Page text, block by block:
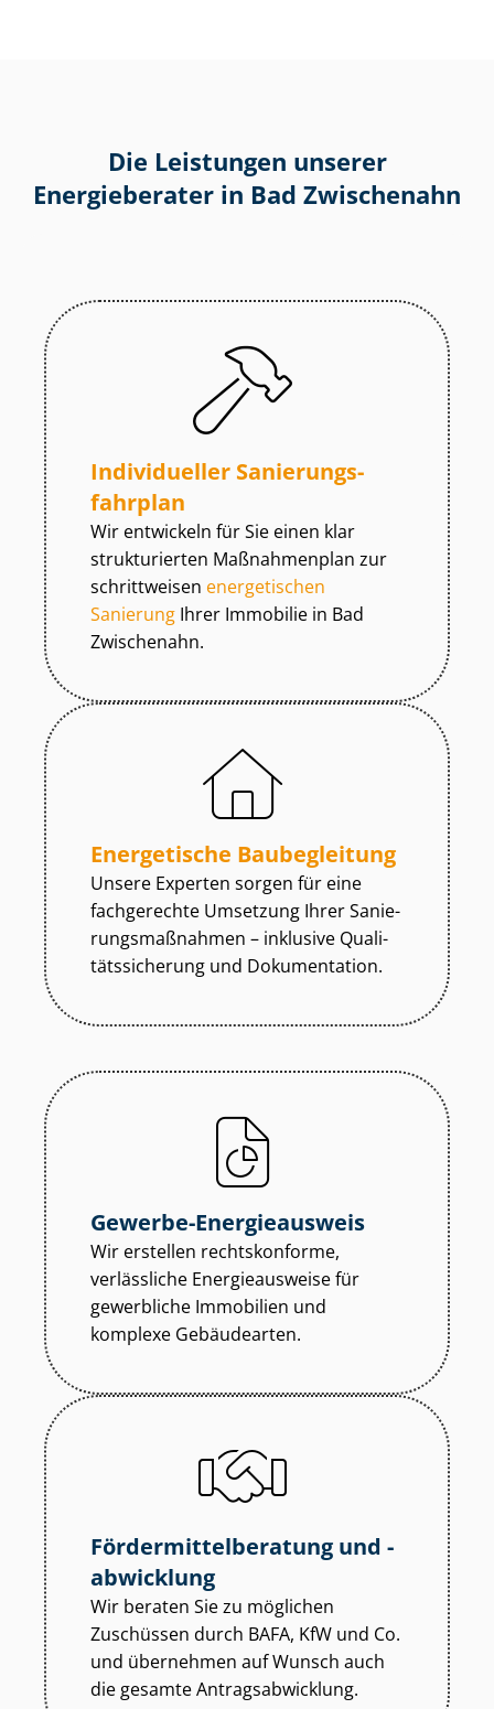
Die Leistungen unserer
Energieberater in Bad Zwischenahn
Individueller Sa­nie­rungs­
fahr­plan
Wir entwickeln für Sie einen klar
strukturierten Maßnahmenplan zur
schrittweisen energetischen
Sanierung Ihrer Immobilie in Bad
Zwischenahn.
Energetische Baubegleitung
Unsere Experten sorgen für eine
fachgerechte Umsetzung Ihrer Sa­nie­
rungs­maß­nah­men – inklusive Qua­li­
täts­si­che­rung und Dokumentation.
Gewerbe-Energieausweis
Wir erstellen rechtskonforme,
verlässliche Energieausweise für
gewerbliche Immobilien und
komplexe Gebäudearten.
För­der­mit­tel­be­ra­tung und -
abwicklung
Wir beraten Sie zu möglichen
Zuschüssen durch BAFA, KfW und Co.
und übernehmen auf Wunsch auch
die gesamte An­trags­ab­wick­lung.